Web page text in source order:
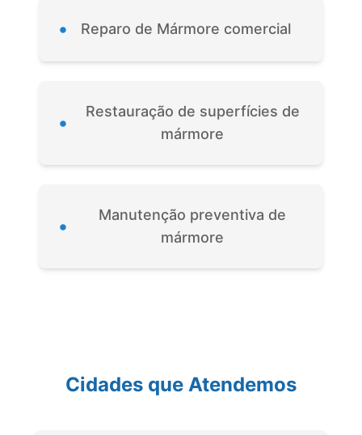
• Reparo de Mármore comercial
•
Restauração de superfícies de
mármore
•
Manutenção preventiva de
mármore
Cidades que Atendemos